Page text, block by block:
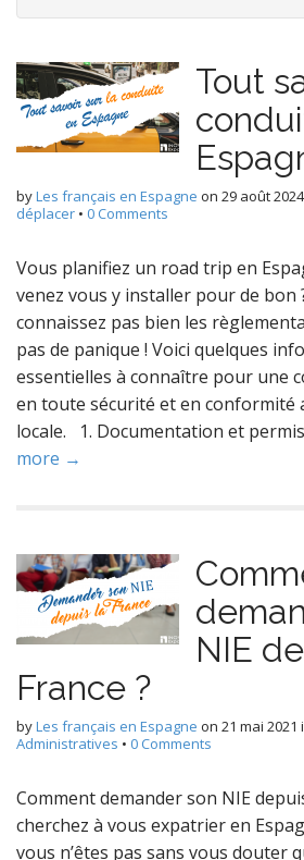
Tout
byLes français en Espagne on 29 août 2024
déplacer • 0 Comments
Vous planifiez un road trip en
venez vous y installer pour de bon
connaissez pas bien les
pas de panique ! Voici quelques
essentielles à connaître pour une
en toute sécurité et en conformité
locale. 1. Documentation et
more →
NIE
France ?
byLes français en Espagne on 21 mai 2021
Administratives • 0 Comments
Comment demander son NIE
cherchez à vous expatrier en
vous n’êtes pas sans vous douter